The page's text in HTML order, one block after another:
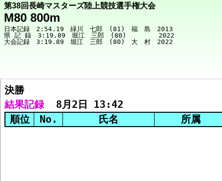
第38回長崎マスターズ陸上競技選手権大会
M80 800m
日本記録　2:54.19　緑川　七郎　(81)　福　島　2013
県 記 録　3:19.89　堀江　三郎　(80)　　　　　2022
競技メニューへ
決勝
結果記録
  8月2日 13:42
順位
No. 氏名 所属